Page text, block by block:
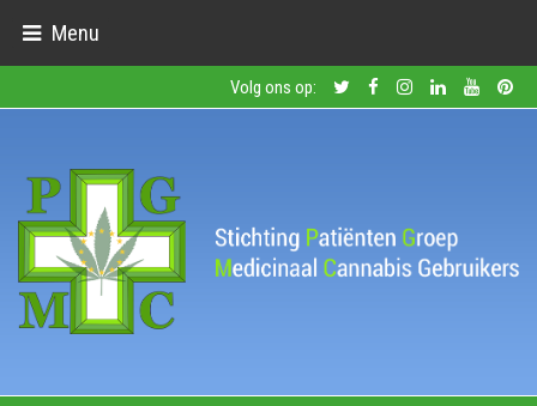
Menu
Volg ons op: